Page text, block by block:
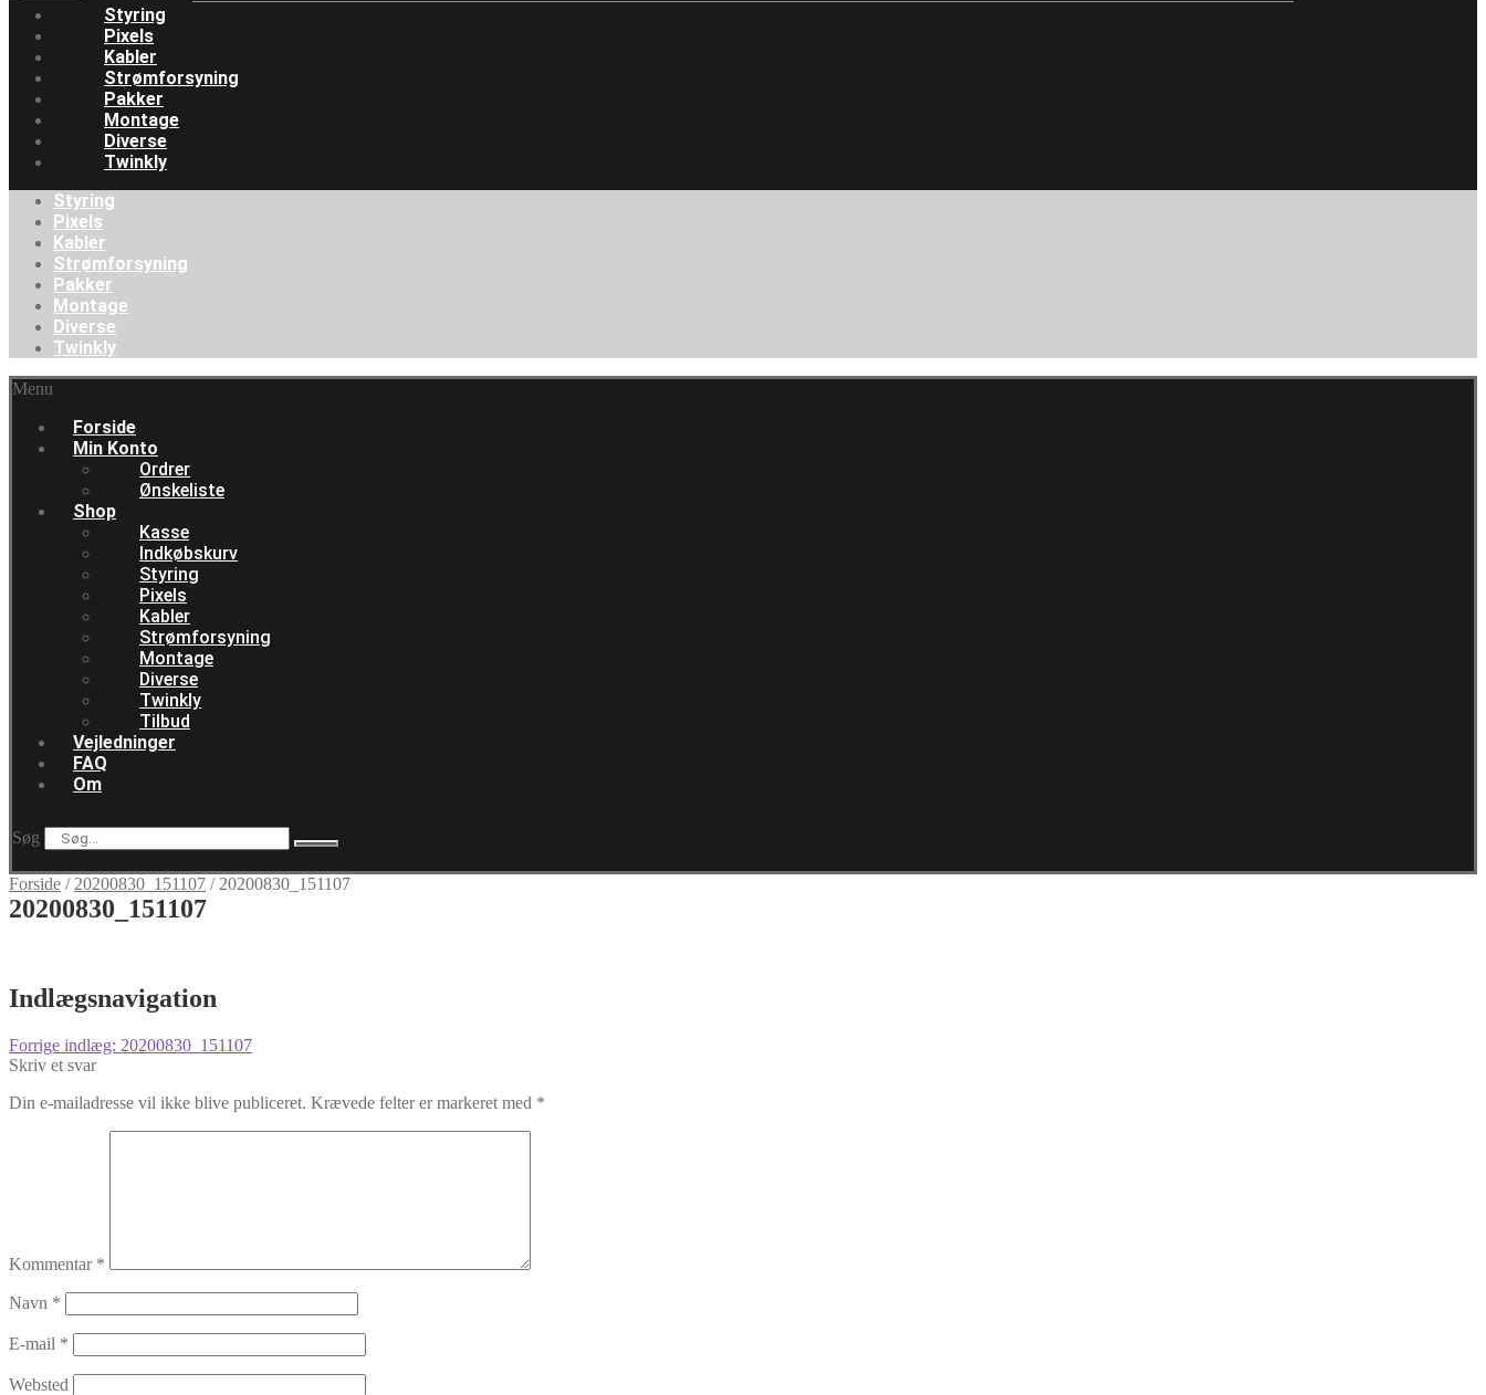
Styring
Pixels
Kabler
Strømforsyning
Pakker
Montage
Diverse
Twinkly
Styring
Pixels
Kabler
Strømforsyning
Pakker
Montage
Diverse
Twinkly
Menu
Forside
Min Konto
Ordrer
Ønskeliste
Shop
Kasse
Indkøbskurv
Styring
Pixels
Kabler
Strømforsyning
Montage
Diverse
Twinkly
Tilbud
Vejledninger
FAQ
Om
Søg
Forside / 20200830_151107 / 20200830_151107
20200830_151107
Indlægsnavigation
Forrige indlæg: 20200830_151107
Skriv et svar
Din e-mailadresse vil ikke blive publiceret. Krævede felter er markeret med *
Kommentar *
Navn *
E-mail *
Websted